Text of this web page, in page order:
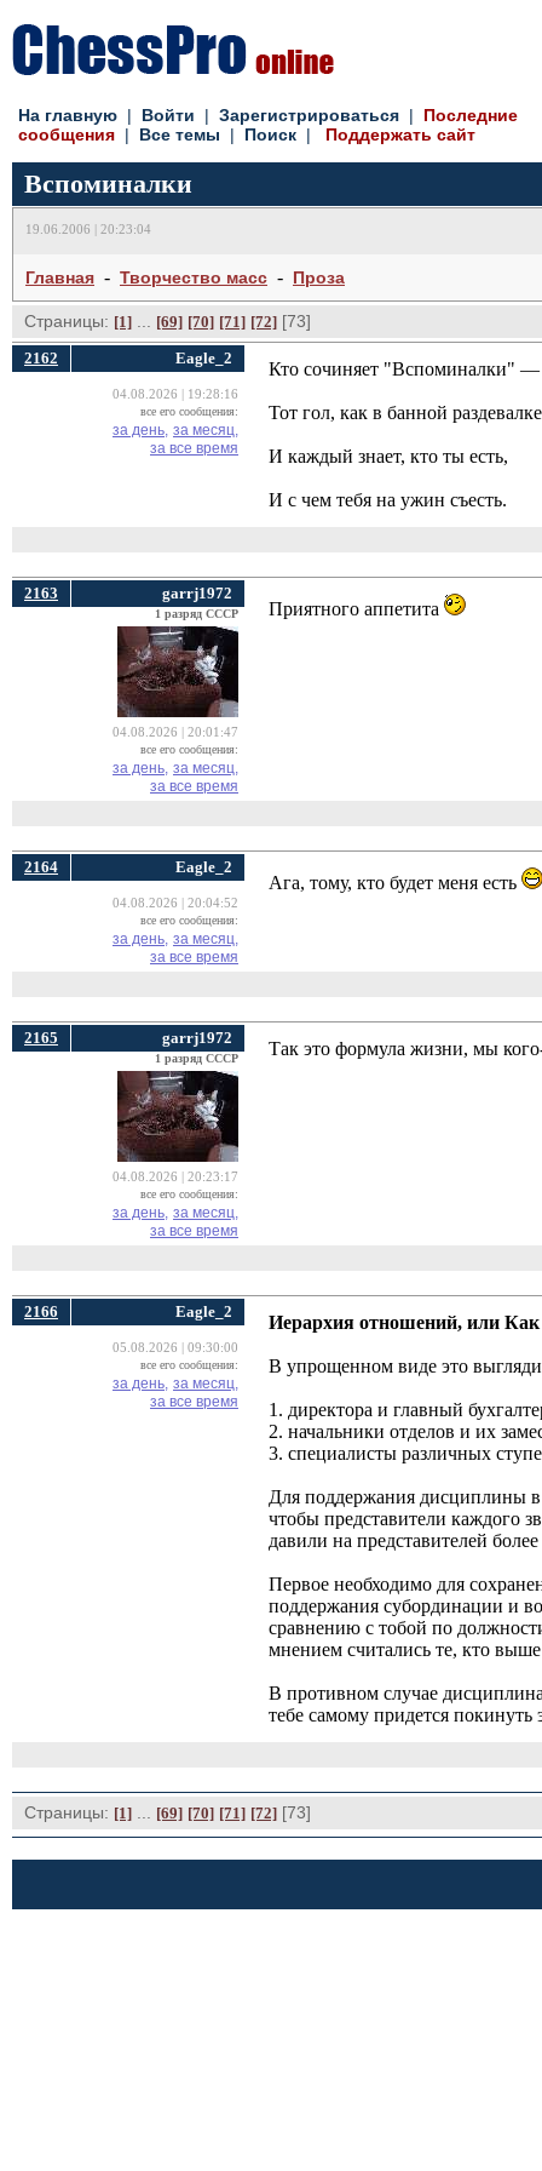
На главную | Войти | Зарегистрироваться | Последние
сообщения | Все темы | Поиск | Поддержать сайт
Вспоминалки
19.06.2006 | 20:23:04
Главная - Творчество масс - Проза
Страницы: [1] [69] [70] [71] [72] [73]
2162 Eagle_2
04.08.2026 | 19:28:16
все его сообщения:
за день, за месяц,
за все время
Кто сочиняет "Вспоминалки" —
Тот гол, как в банной
И каждый знает, кто ты есть,
И с чем тебя на ужин съесть.
2163 garrj1972
1 разряд СССР
04.08.2026 | 20:01:47
все его сообщения:
за день, за месяц,
за все время
Приятного аппетита
2164 Eagle_2
04.08.2026 | 20:04:52
все его сообщения:
за день, за месяц,
за все время
Ага, тому, кто будет меня есть
2165 garrj1972
1 разряд СССР
04.08.2026 | 20:23:17
все его сообщения:
за день, за месяц,
за все время
Так это формула жизни, мы
2166 Eagle_2
05.08.2026 | 09:30:00
все его сообщения:
за день, за месяц,
за все время
Иерархия отношений, или Как
В упрощенном виде это
1. директора и главный
2. начальники отделов и их
3. специалисты различных
Для поддержания дисциплины
чтобы представители каждого
давили на представителей
Первое необходимо для
поддержания субординации и
сравнению с тобой по
мнением считались те, кто выше
В противном случае дисциплина
тебе самому придется покинуть
Страницы: [1] [69] [70] [71] [72] [73]